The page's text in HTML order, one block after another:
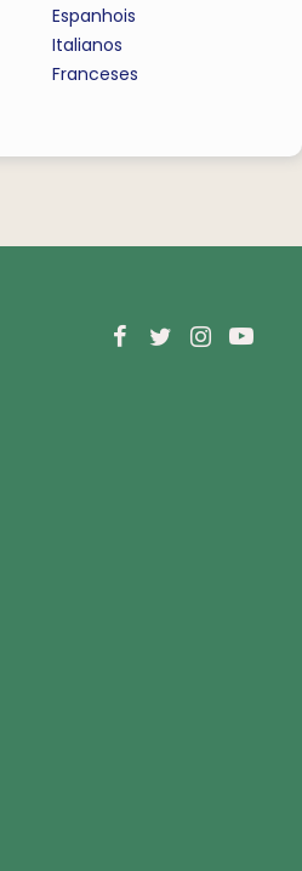
Espanhois
Italianos
Franceses